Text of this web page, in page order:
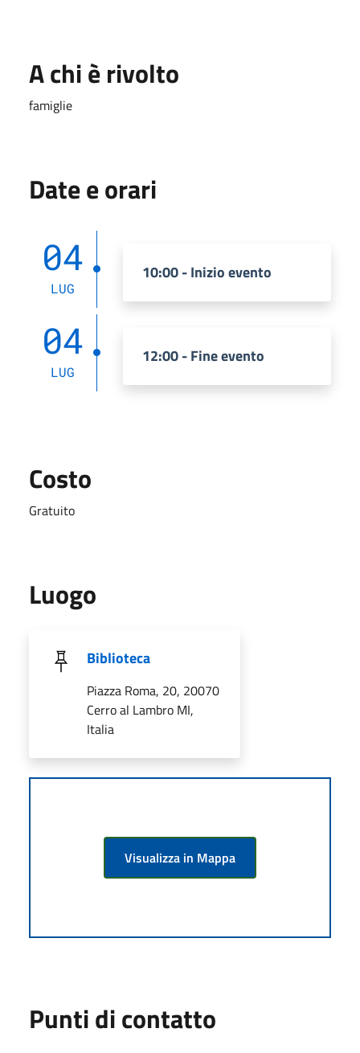
A chi è rivolto
famiglie
Date e orari
04
LUG
10:00 - Inizio evento
04
LUG
12:00 - Fine evento
Costo
Gratuito
Luogo
Biblioteca
Piazza Roma, 20, 20070
Cerro al Lambro MI,
Italia
Visualizza in Mappa
Punti di contatto